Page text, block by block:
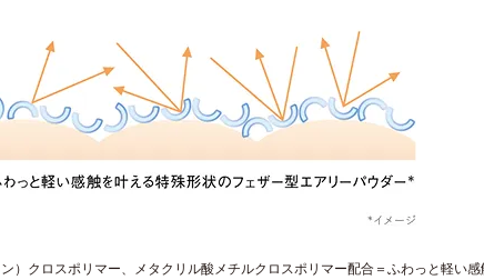
）クロスポリマー、メタクリル酸メチルクロスポリマー配合＝ふわっと軽い